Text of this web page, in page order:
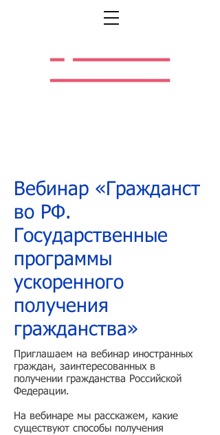
Вебинар «Гражданст
во РФ.
Государственные
программы
ускоренного
получения
гражданства»
Приглашаем на вебинар иностранных
граждан, заинтересованных в
получении гражданства Российской
Федерации.
На вебинаре мы расскажем, какие
существуют способы получения